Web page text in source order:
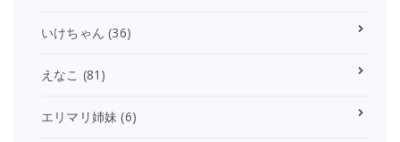
いけちゃん (36)
えなこ (81)
エリマリ姉妹 (6)